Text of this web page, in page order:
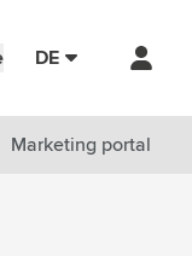
DE
Marketing portal